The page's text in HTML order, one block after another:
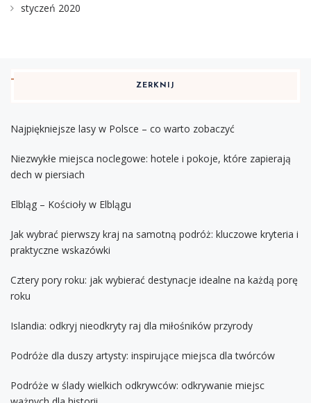
styczeń 2020
ZERKNIJ
Najpiękniejsze lasy w Polsce – co warto zobaczyć
Niezwykłe miejsca noclegowe: hotele i pokoje, które zapierają
dech w piersiach
Elbląg – Kościoły w Elblągu
Jak wybrać pierwszy kraj na samotną podróż: kluczowe kryteria i
praktyczne wskazówki
Cztery pory roku: jak wybierać destynacje idealne na każdą porę
roku
Islandia: odkryj nieodkryty raj dla miłośników przyrody
Podróże dla duszy artysty: inspirujące miejsca dla twórców
Podróże w ślady wielkich odkrywców: odkrywanie miejsc